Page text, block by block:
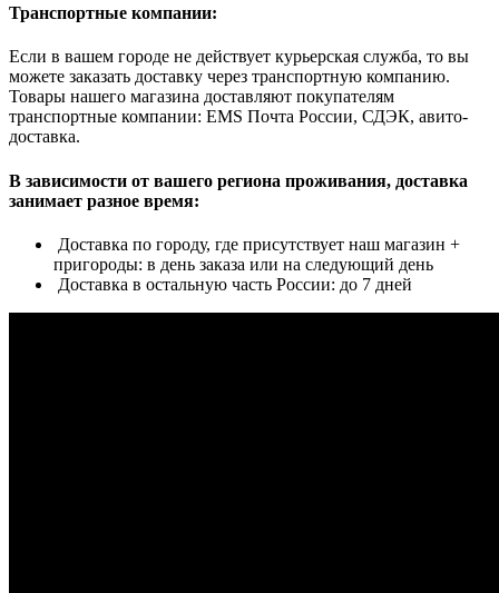
Транспортные компании:
Если в вашем городе не действует курьерская служба, то вы
можете заказать доставку через транспортную компанию.
Товары нашего магазина доставляют покупателям
транспортные компании: EMS Почта России, СДЭК, авито-
доставка.
В зависимости от вашего региона проживания, доставка
занимает разное время:
Доставка по городу, где присутствует наш магазин +
пригороды: в день заказа или на следующий день
Доставка в остальную часть России: до 7 дней